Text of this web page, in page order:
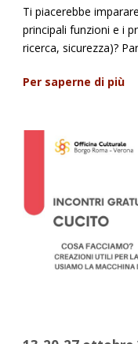
Ti piacerebbe
principali funzioni e i
ricerca, sicurezza)?
Per saperne di più